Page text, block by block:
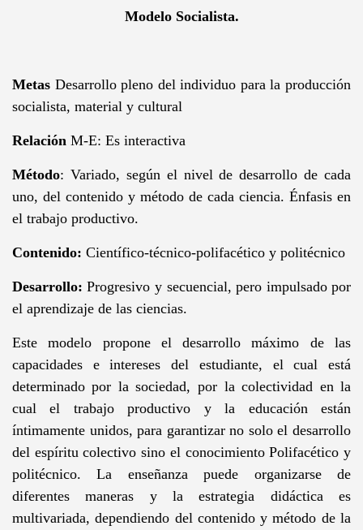
Modelo Socialista.
Metas Desarrollo pleno del individuo para la producción
socialista, material y cultural
Relación M-E: Es interactiva
Método: Variado, según el nivel de desarrollo de cada
uno, del contenido y método de cada ciencia. Énfasis en
el trabajo productivo.
Contenido: Científico-técnico-polifacético y politécnico
Desarrollo: Progresivo y secuencial, pero impulsado por
el aprendizaje de las ciencias.
Este modelo propone el desarrollo máximo de las
capacidades e intereses del estudiante, el cual está
determinado por la sociedad, por la colectividad en la
cual el trabajo productivo y la educación están
íntimamente unidos, para garantizar no solo el desarrollo
del espíritu colectivo sino el conocimiento Polifacético y
politécnico. La enseñanza puede organizarse de
diferentes maneras y la estrategia didáctica es
multivariada, dependiendo del contenido y método de la